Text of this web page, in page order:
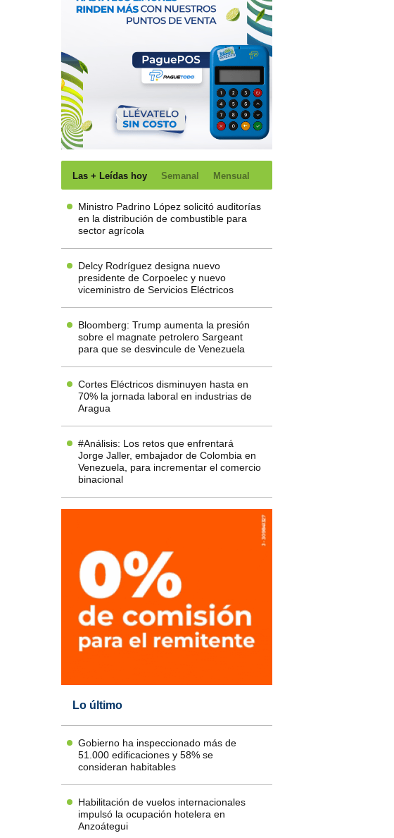
Las + Leídas hoy Semanal Mensual
Ministro Padrino López solicitó auditorías
en la distribución de combustible para
sector agrícola
Delcy Rodríguez designa nuevo
presidente de Corpoelec y nuevo
viceministro de Servicios Eléctricos
Bloomberg: Trump aumenta la presión
sobre el magnate petrolero Sargeant
para que se desvincule de Venezuela
Cortes Eléctricos disminuyen hasta en
70% la jornada laboral en industrias de
Aragua
#Análisis: Los retos que enfrentará
Jorge Jaller, embajador de Colombia en
Venezuela, para incrementar el comercio
binacional
Lo último
Gobierno ha inspeccionado más de
51.000 edificaciones y 58% se
consideran habitables
Habilitación de vuelos internacionales
impulsó la ocupación hotelera en
Anzoátegui